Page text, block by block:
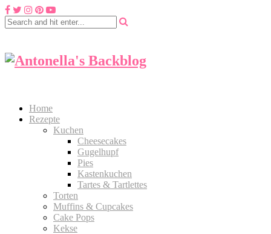
Home
Rezepte
Kuchen
Cheesecakes
Gugelhupf
Pies
Kastenkuchen
Tartes & Tartlettes
Torten
Muffins & Cupcakes
Cake Pops
Kekse